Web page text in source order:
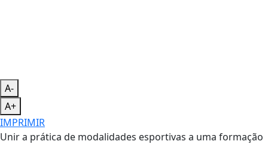
A-
A+
IMPRIMIR
Unir a prática de modalidades esportivas a uma formação